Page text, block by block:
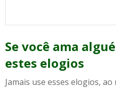
Se você ama
estes elogios
Jamais use esses elogios,